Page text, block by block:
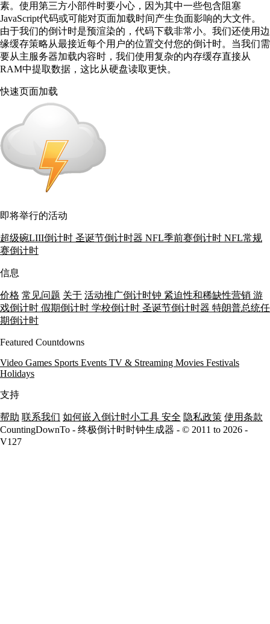
素。使用第三方小部件时要小心，因为其中一些包含阻塞
JavaScript代码或可能对页面加载时间产生负面影响的大文件。
由于我们的倒计时是预渲染的，代码下载非常小。我们还使用边
缘缓存策略从最接近每个用户的位置交付您的倒计时。当我们需
要从主服务器加载内容时，我们使用复杂的内存缓存直接从
RAM中提取数据，这比从硬盘读取更快。
快速页面加载
即将举行的活动
超级碗LIII倒计时 圣诞节倒计时器 NFL季前赛倒计时 NFL常规
赛倒计时
信息
价格 常见问题 关于 活动推广倒计时钟 紧迫性和稀缺性营销 游
戏倒计时 假期倒计时 学校倒计时 圣诞节倒计时器 特朗普总统任
期倒计时
Featured Countdowns
Video Games Sports Events TV & Streaming Movies Festivals
Holidays
支持
帮助 联系我们 如何嵌入倒计时小工具 安全 隐私政策 使用条款
CountingDownTo - 终极倒计时时钟生成器 - © 2011 to 2026 -
V127